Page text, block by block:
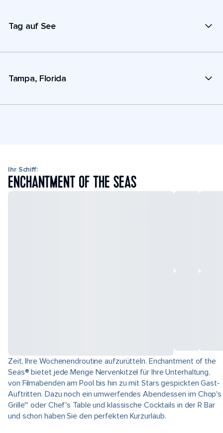
Tag auf See
Tampa, Florida
Ihr Schiff:
ENCHANTMENT OF THE SEAS
Zeit, Ihre Wochenendroutine aufzurütteln. Enchantment of the
Seas® bietet jede Menge Nervenkitzel für Ihre Unterhaltung,
von Filmabenden am Pool bis hin zu mit Stars gespickten Gast-
Auftritten. Dazu noch ein umwerfendes Abendessen im Chop's
Grille℠ oder Chef's Table und klassische Cocktails in der R Bar
und schon haben Sie den perfekten Kurzurlaub.